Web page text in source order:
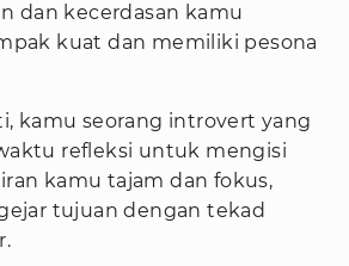
dan kecerdasan kamu
kuat dan memiliki pesona
kamu seorang introvert yang
refleksi untuk mengisi
kamu tajam dan fokus,
tujuan dengan tekad